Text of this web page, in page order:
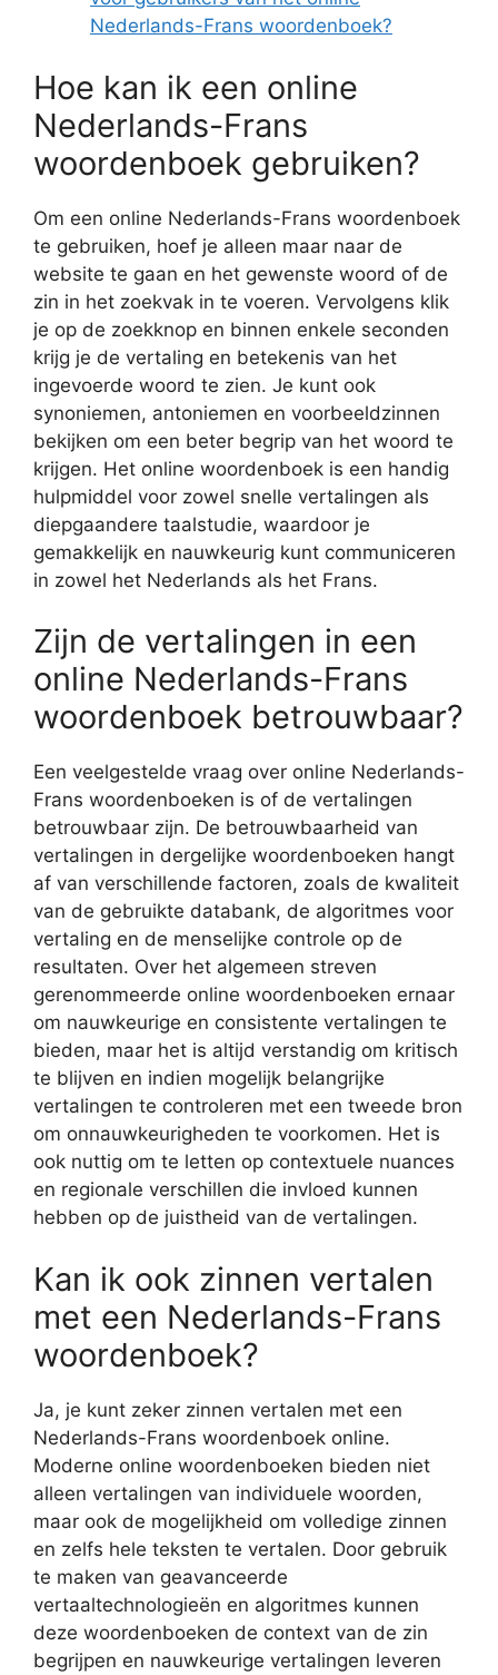
Nederlands-Frans woordenboek?
Hoe kan ik een online
Nederlands-Frans
woordenboek gebruiken?
Om een online Nederlands-Frans woordenboek
te gebruiken, hoef je alleen maar naar de
website te gaan en het gewenste woord of de
zin in het zoekvak in te voeren. Vervolgens klik
je op de zoekknop en binnen enkele seconden
krijg je de vertaling en betekenis van het
ingevoerde woord te zien. Je kunt ook
synoniemen, antoniemen en voorbeeldzinnen
bekijken om een beter begrip van het woord te
krijgen. Het online woordenboek is een handig
hulpmiddel voor zowel snelle vertalingen als
diepgaandere taalstudie, waardoor je
gemakkelijk en nauwkeurig kunt communiceren
in zowel het Nederlands als het Frans.
Zijn de vertalingen in een
online Nederlands-Frans
woordenboek betrouwbaar?
Een veelgestelde vraag over online Nederlands-
Frans woordenboeken is of de vertalingen
betrouwbaar zijn. De betrouwbaarheid van
vertalingen in dergelijke woordenboeken hangt
af van verschillende factoren, zoals de kwaliteit
van de gebruikte databank, de algoritmes voor
vertaling en de menselijke controle op de
resultaten. Over het algemeen streven
gerenommeerde online woordenboeken ernaar
om nauwkeurige en consistente vertalingen te
bieden, maar het is altijd verstandig om kritisch
te blijven en indien mogelijk belangrijke
vertalingen te controleren met een tweede bron
om onnauwkeurigheden te voorkomen. Het is
ook nuttig om te letten op contextuele nuances
en regionale verschillen die invloed kunnen
hebben op de juistheid van de vertalingen.
Kan ik ook zinnen vertalen
met een Nederlands-Frans
woordenboek?
Ja, je kunt zeker zinnen vertalen met een
Nederlands-Frans woordenboek online.
Moderne online woordenboeken bieden niet
alleen vertalingen van individuele woorden,
maar ook de mogelijkheid om volledige zinnen
en zelfs hele teksten te vertalen. Door gebruik
te maken van geavanceerde
vertaaltechnologieën en algoritmes kunnen
deze woordenboeken de context van de zin
begrijpen en nauwkeurige vertalingen leveren